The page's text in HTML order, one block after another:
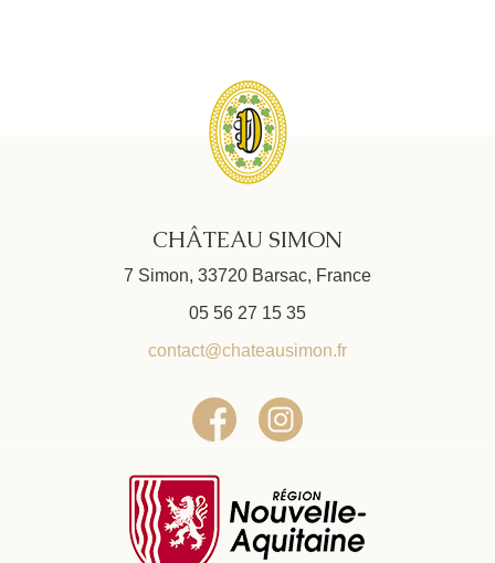
CHÂTEAU SIMON
7 Simon, 33720 Barsac, France
05 56 27 15 35
contact@chateausimon.fr